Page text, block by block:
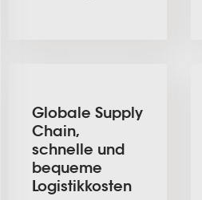
Globale Supply
Chain,
schnelle und
bequeme
Logistikkosten